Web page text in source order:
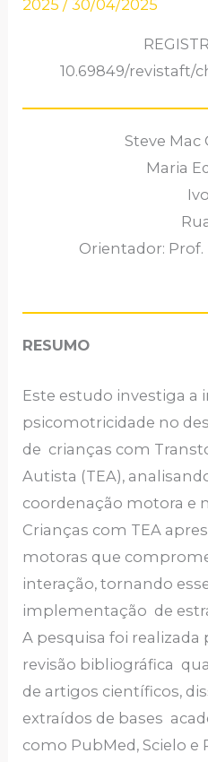
2025 /30/04/2025
10.69849/revistaft/
Steve Mac
Maria
Orientador:
RESUMO
Este estudo investiga a
psicomotricidade no
de crianças com
Autista (TEA),
coordenação motora e
Crianças com TEA
motoras que
interação, tornando
implementação de
A pesquisa foi
revisão bibliográfica
de artigos científicos,
extraídos de bases
como PubMed, Scielo e